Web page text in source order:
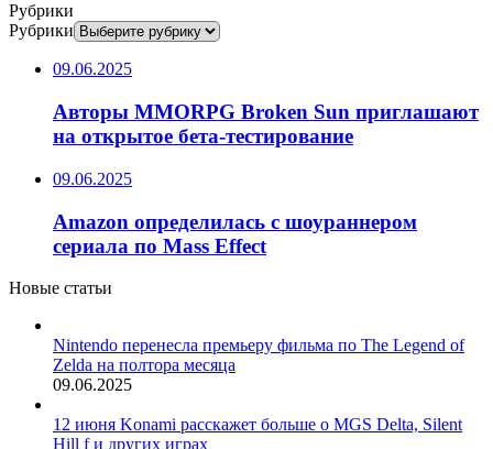
Рубрики
Рубрики
09.06.2025
Авторы MMORPG Broken Sun приглашают
на открытое бета-тестирование
09.06.2025
Amazon определилась с шоураннером
сериала по Mass Effect
Новые статьи
Nintendo перенесла премьеру фильма по The Legend of
Zelda на полтора месяца
09.06.2025
12 июня Konami расскажет больше о MGS Delta, Silent
Hill f и других играх